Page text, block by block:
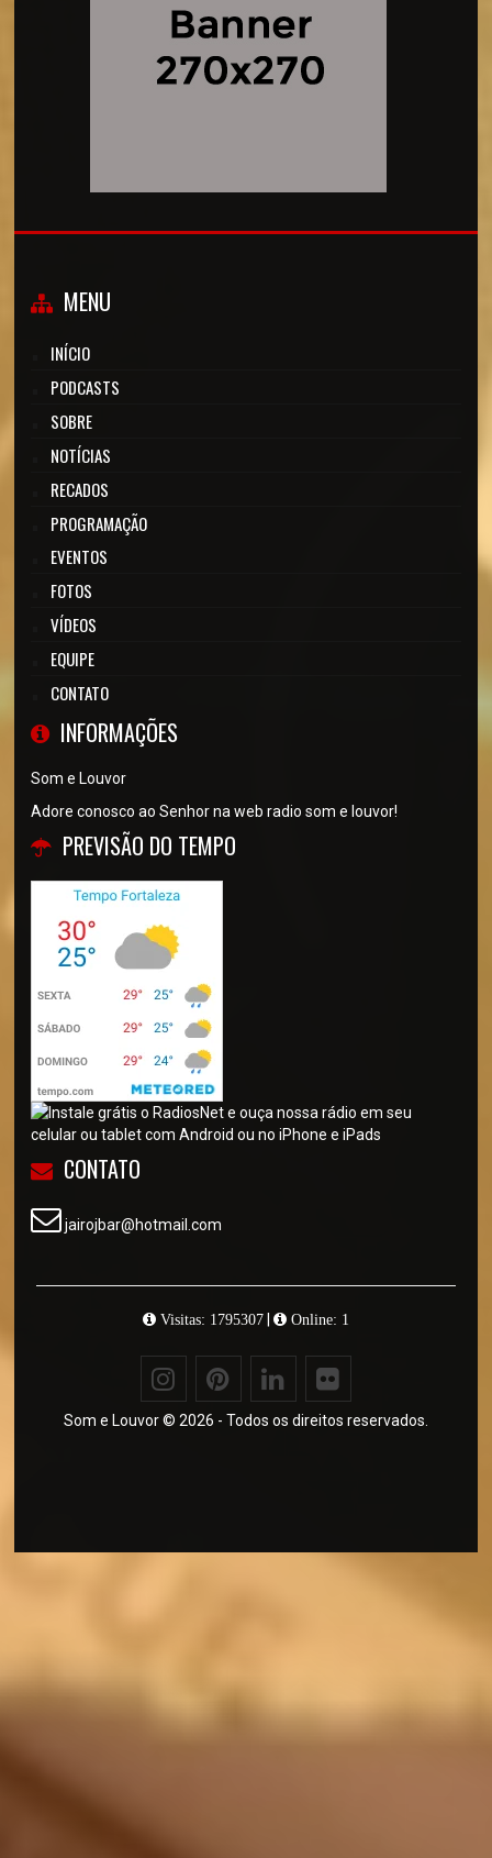
MENU
INÍCIO
PODCASTS
SOBRE
NOTÍCIAS
RECADOS
PROGRAMAÇÃO
EVENTOS
FOTOS
VÍDEOS
EQUIPE
CONTATO
INFORMAÇÕES
Som e Louvor
Adore conosco ao Senhor na web radio som e louvor!
PREVISÃO DO TEMPO
CONTATO
jairojbar@hotmail.com
Visitas: 1795307| Online: 1
Som e Louvor © 2026 - Todos os direitos reservados.